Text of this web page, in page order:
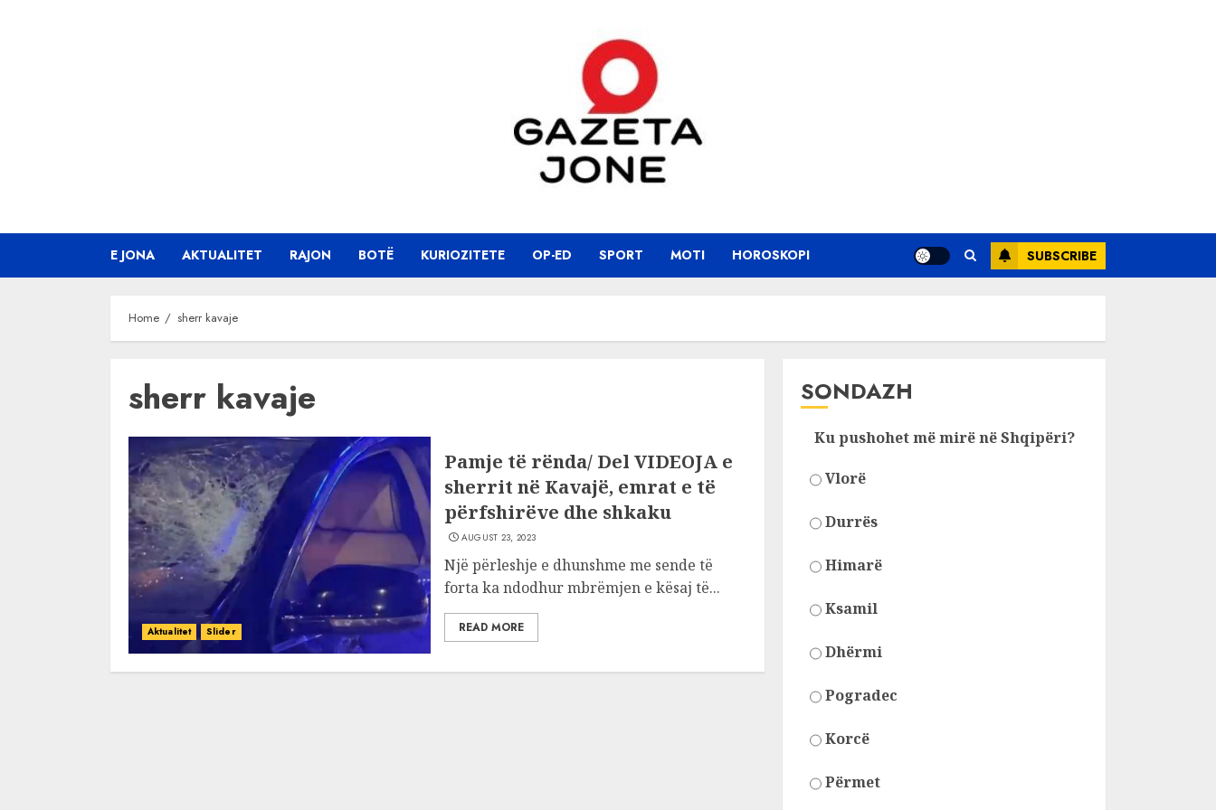
E JONA AKTUALITET RAJON BOTË KURIOZITETE OP-ED SPORT MOTI HOROSKOPI SUBSCRIBE
Home sherr kavaje
sherr kavaje
Aktualitet Slider
Pamje të rënda/ Del VIDEOJA e
sherrit në Kavajë, emrat e të
përfshirëve dhe shkaku
AUGUST 23, 2023
Një përleshje e dhunshme me sende të
forta ka ndodhur mbrëmjen e kësaj të...
READ MORE
SONDAZH
Ku pushohet më mirë në Shqipëri?
Vlorë
Durrës
Himarë
Ksamil
Dhërmi
Pogradec
Korcë
Përmet